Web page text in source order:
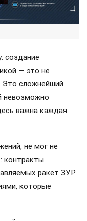
создание
— это не
Это сложнейший
невозможно
важна каждая
не мог не
контракты
ракет ЗУР
которые